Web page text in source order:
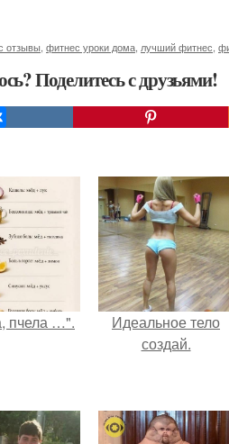
отзывы фитнес уроки дома лучший фитнес
Поделитесь с друзьями!
пчела …".
Идеальное тело
создай.